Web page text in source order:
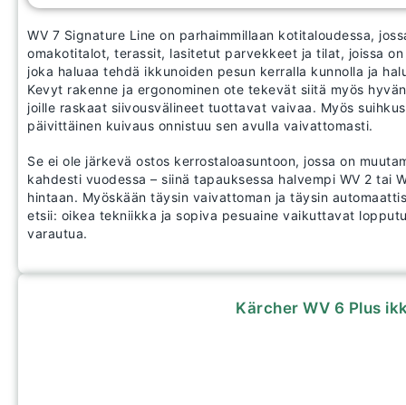
WV 7 Signature Line on parhaimmillaan kotitaloudessa,
omakotitalot, terassit, lasitetut parvekkeet ja tilat, joissa
joka haluaa tehdä ikkunoiden pesun kerralla kunnolla ja
Kevyt rakenne ja ergonominen ote tekevät siitä myös
joille raskaat siivousvälineet tuottavat vaivaa. Myös
päivittäinen kuivaus onnistuu sen avulla vaivattomasti.
Se ei ole järkevä ostos kerrostaloasuntoon, jossa on
kahdesti vuodessa – siinä tapauksessa halvempi WV 2 tai
hintaan. Myöskään täysin vaivattoman ja täysin
etsii: oikea tekniikka ja sopiva pesuaine vaikuttavat
varautua.
Kärcher WV 6 Plus